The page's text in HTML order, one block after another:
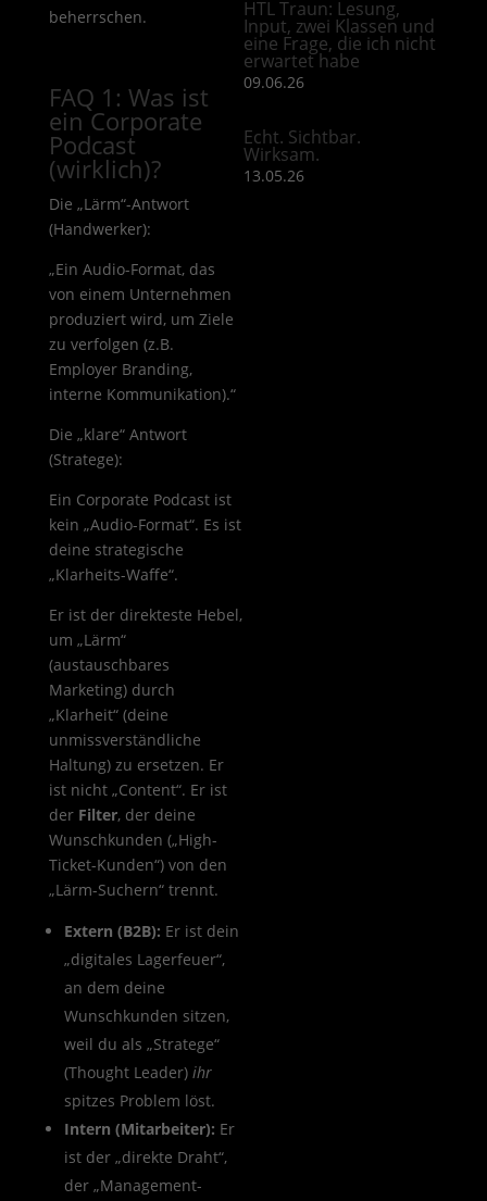
beherrschen.
FAQ 1: Was ist
ein Corporate
Podcast
(wirklich)?
Die „Lärm“-Antwort
(Handwerker):
„Ein Audio-Format, das
von einem Unternehmen
produziert wird, um Ziele
zu verfolgen (z.B.
Employer Branding,
interne Kommunikation).“
Die „klare“ Antwort
(Stratege):
Ein Corporate Podcast ist
kein „Audio-Format“. Es ist
deine strategische
„Klarheits-Waffe“.
Er ist der direkteste Hebel,
um „Lärm“
(austauschbares
Marketing) durch
„Klarheit“ (deine
unmissverständliche
Haltung) zu ersetzen. Er
ist nicht „Content“. Er ist
der Filter, der deine
Wunschkunden („High-
Ticket-Kunden“) von den
„Lärm-Suchern“ trennt.
Extern (B2B): Er ist dein
„digitales Lagerfeuer“,
an dem deine
Wunschkunden sitzen,
weil du als „Stratege“
(Thought Leader) ihr
spitzes Problem löst.
Intern (Mitarbeiter): Er
ist der „direkte Draht“,
der „Management-
HTL Traun: Lesung,
Input, zwei Klassen und
eine Frage, die ich nicht
erwartet habe
09.06.26
Echt. Sichtbar.
Wirksam.
13.05.26